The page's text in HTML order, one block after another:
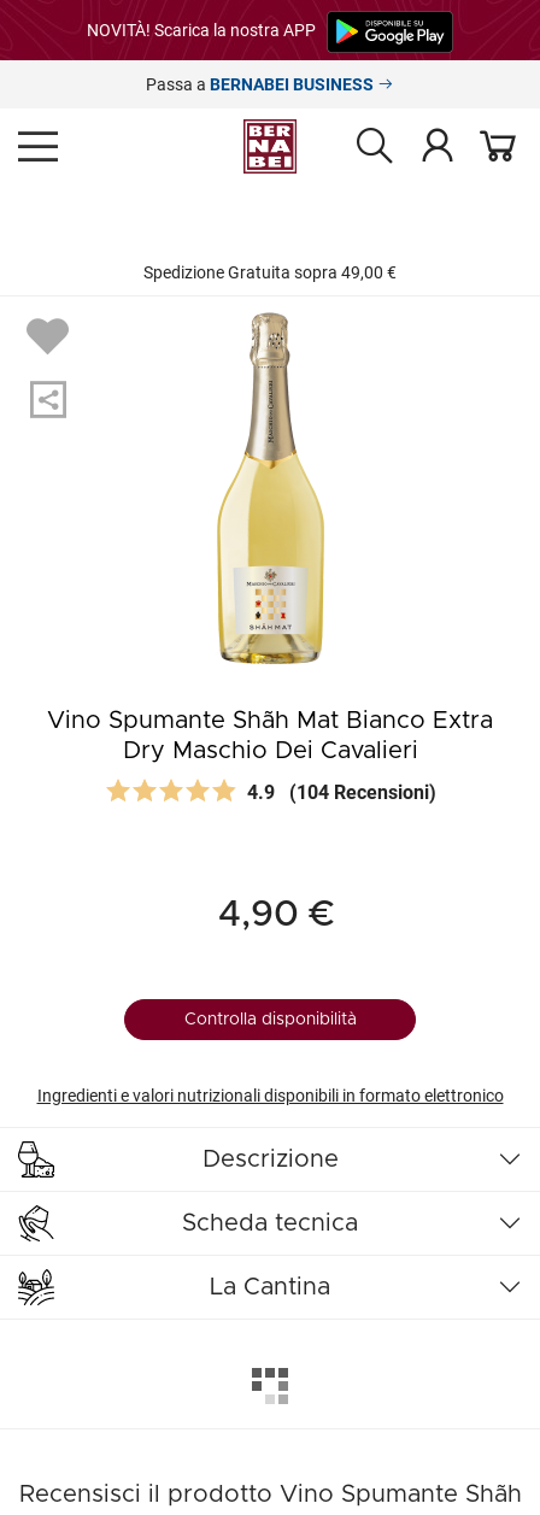
NOVITÀ! Scarica la nostra APP
Passa a BERNABEI BUSINESS
Spedizione Gratuita sopra 49,00 €
Vino Spumante Shãh Mat Bianco Extra
Dry Maschio Dei Cavalieri
4.9 (104 Recensioni)
4,90 €
Controlla disponibilità
Ingredienti e valori nutrizionali disponibili in formato elettronico
Descrizione
Scheda tecnica
La Cantina
Recensisci il prodotto Vino Spumante Shãh